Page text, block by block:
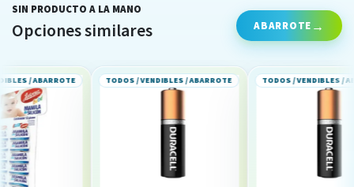
SIN PRODUCTO A LA MANO
Opciones similares ABARROTE
/ ABARROTE TODOS / VENDIBLES / ABARROTE TODOS / VENDIBLES /